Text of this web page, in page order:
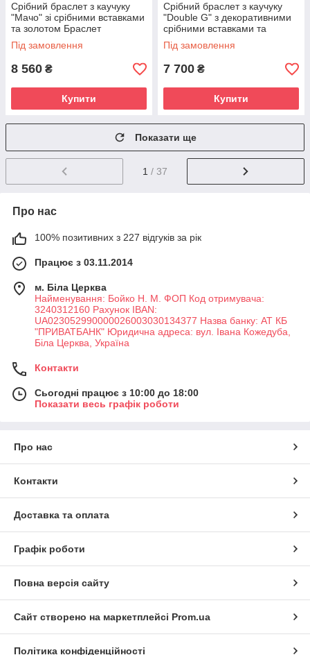
Срібний браслет з каучуку
"Мачо" зі срібними вставками
та золотом Браслет
каучуковий чоловічий
Під замовлення
8 560 ₴
Купити
Срібний браслет з каучуку
"Double G" з декоративними
срібними вставками та
золотом
Під замовлення
7 700 ₴
Купити
Показати ще
1 / 37
Про нас
100% позитивних з 227 відгуків за рік
Працює з 03.11.2014
м. Біла Церква
Найменування: Бойко Н. М. ФОП Код отримувача:
3240312160 Рахунок IBAN:
UA023052990000026003030134377 Назва банку: АТ КБ
"ПРИВАТБАНК" Юридична адреса: вул. Івана Кожедуба,
Біла Церква, Україна
Контакти
Сьогодні працює з 10:00 до 18:00
Показати весь графік роботи
Про нас
Контакти
Доставка та оплата
Графік роботи
Повна версія сайту
Сайт створено на маркетплейсі Prom.ua
Політика конфіденційності